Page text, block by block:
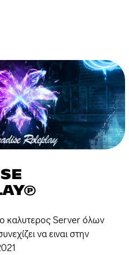
καλυτερος Server όλων
να ειναι στην